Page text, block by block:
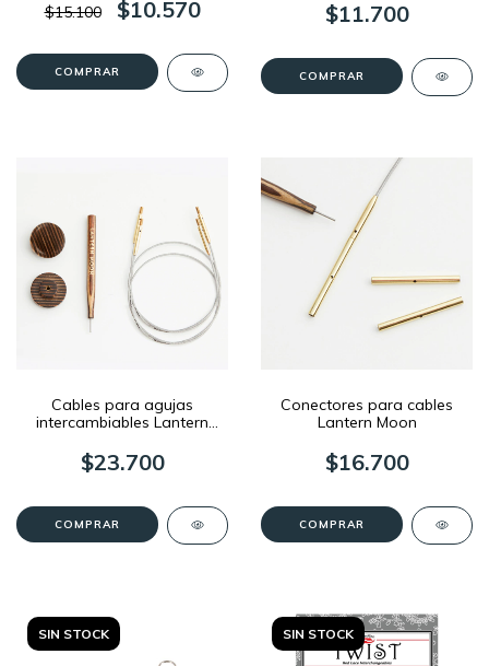
$15.100 $10.570
COMPRAR
$11.700
COMPRAR
Cables para agujas
intercambiables Lantern
$23.700
COMPRAR
Conectores para cables
Lantern Moon
$16.700
SIN STOCK SIN STOCK